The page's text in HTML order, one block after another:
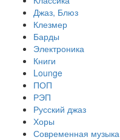
Джаз, Блюз
Клезмер
Барды
Электроника
Книги
Lounge
ПОП
РЭП
Русский джаз
Хоры
Современная музыка